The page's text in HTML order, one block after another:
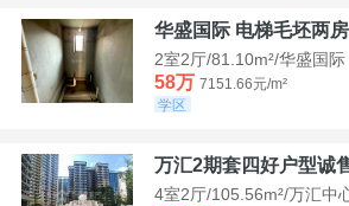
华盛国际 电梯毛坯两房
2室2厅/81.10m²/华盛国际
58万 7151.66元/m²
学区
万汇2期套四好户型诚
4室2厅/105.56m²/万汇中